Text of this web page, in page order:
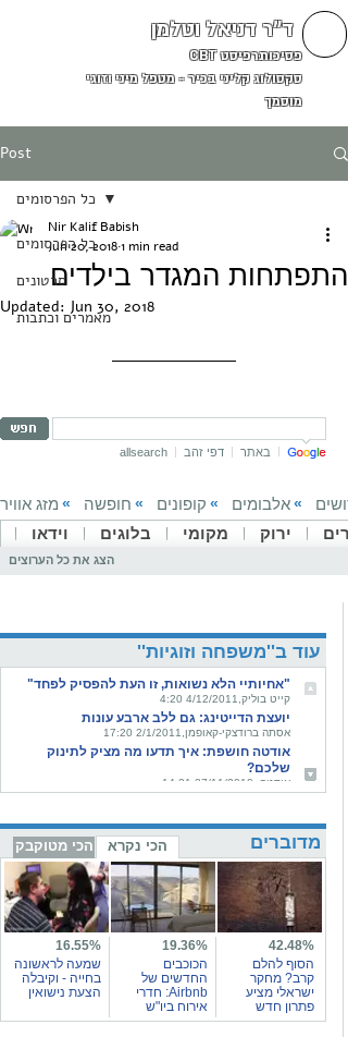
ד"ר דניאל וטלמן
פסיכותרפיסט CBT
סקסולוג קליני בכיר - מטפל מיני וזוגי
מוסמך
Post
כל הפרסומים
סרטונים
מאמרים וכתבות
כל הפרסומים
התפתחות המגדר בילדים
Nir Kalif Babish
Jun 20, 20181 min read
Updated: Jun 30, 2018